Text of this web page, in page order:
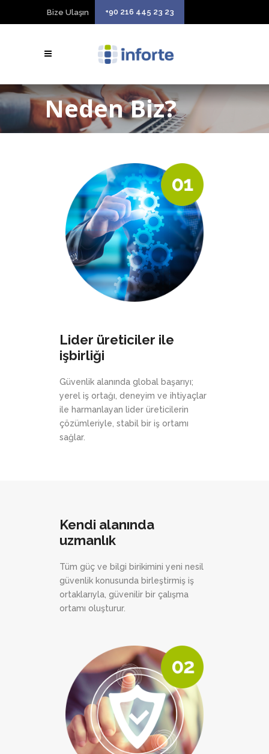
Bize Ulaşın +90 216 445 23 23
Neden Biz?
Lider üreticiler ile
işbirliği
Güvenlik alanında global başarıyı;
yerel iş ortağı, deneyim ve ihtiyaçlar
ile harmanlayan lider üreticilerin
çözümleriyle, stabil bir iş ortamı
sağlar.
Kendi alanında
uzmanlık
Tüm güç ve bilgi birikimini yeni nesil
güvenlik konusunda birleştirmiş iş
ortaklarıyla, güvenilir bir çalışma
ortamı oluşturur.